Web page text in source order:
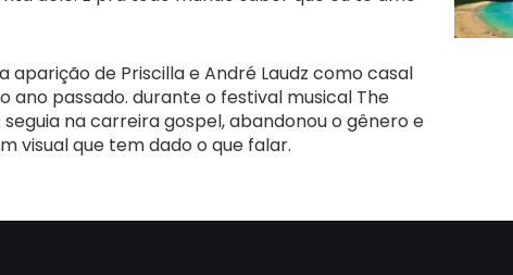
de Priscilla e André Laudz como casal
passado. durante o festival musical The
na carreira gospel, abandonou o gênero e
visual que tem dado o que falar.